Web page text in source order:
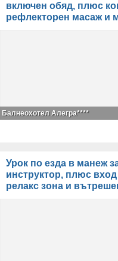
включен обяд, плюс
рефлекторен масаж и
Балнеохотел Алегра****
Урок по езда в манеж
инструктор, плюс
релакс зона и